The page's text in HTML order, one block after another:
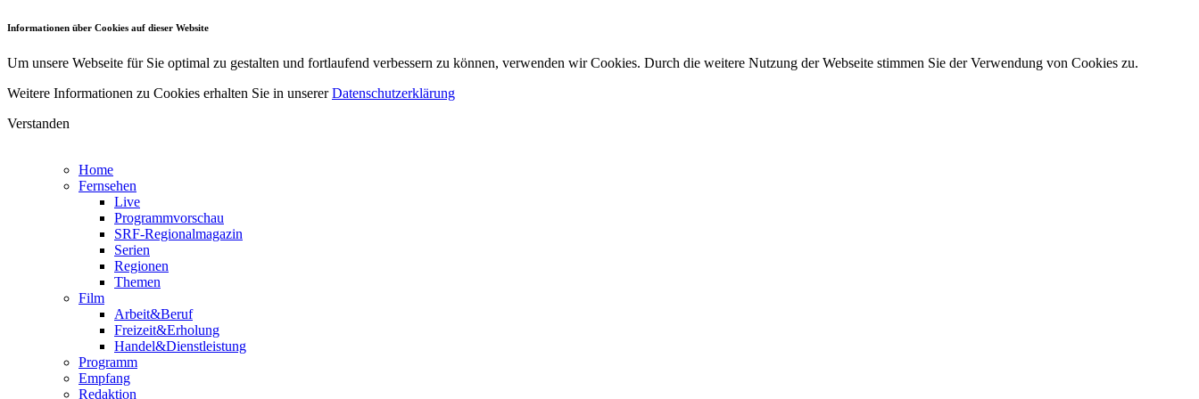
Informationen über Cookies auf dieser Website
Um unsere Webseite für Sie optimal zu gestalten und fortlaufend verbessern zu können, verwenden wir Cookies. Durch die weitere Nutzung der Webseite stimmen Sie der Verwendung von Cookies zu.
Weitere Informationen zu Cookies erhalten Sie in unsererDatenschutzerklärung
Verstanden
Home
Fernsehen
Live
Programmvorschau
SRF-Regionalmagazin
Serien
Regionen
Themen
Film
Arbeit&Beruf
Freizeit&Erholung
Handel&Dienstleistung
Programm
Empfang
Redaktion